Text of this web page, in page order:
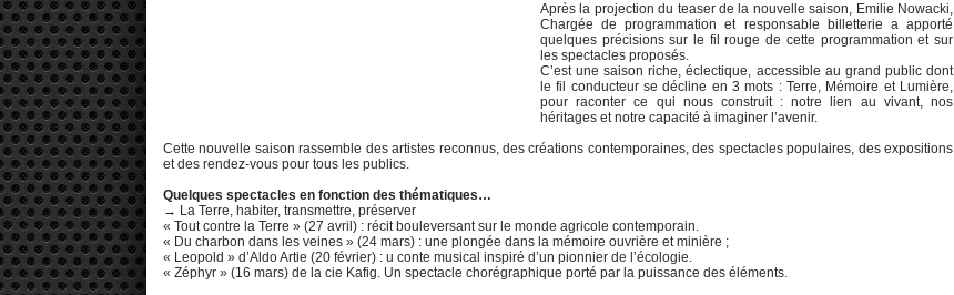
Après la projection du teaser de la nouvelle saison, Emilie Nowacki,
Chargée de programmation et responsable billetterie a apporté
quelques précisions sur le fil rouge de cette programmation et sur
les spectacles proposés.
C’est une saison riche, éclectique, accessible au grand public dont
le fil conducteur se décline en 3 mots : Terre, Mémoire et Lumière,
pour raconter ce qui nous construit : notre lien au vivant, nos
héritages et notre capacité à imaginer l’avenir.
Cette nouvelle saison rassemble des artistes reconnus, des créations contemporaines, des spectacles populaires, des expositions
et des rendez-vous pour tous les publics.
Quelques spectacles en fonction des thématiques…
→ La Terre, habiter, transmettre, préserver
« Tout contre la Terre » (27 avril) : récit bouleversant sur le monde agricole contemporain.
« Du charbon dans les veines » (24 mars) : une plongée dans la mémoire ouvrière et minière ;
« Leopold » d’Aldo Artie (20 février) : u conte musical inspiré d’un pionnier de l’écologie.
« Zéphyr » (16 mars) de la cie Kafig. Un spectacle chorégraphique porté par la puissance des éléments.